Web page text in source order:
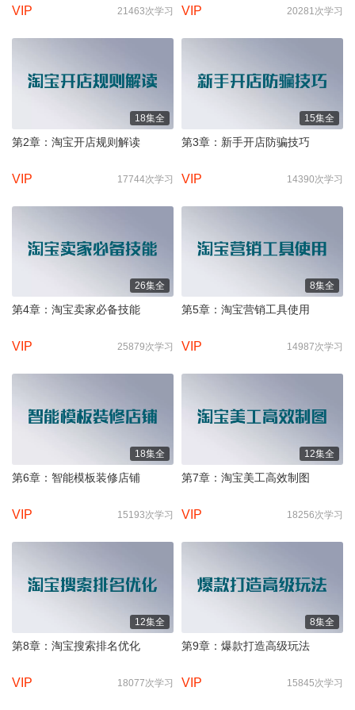
VIP 21463次学习 VIP 20281次学习
18集全
第2章：淘宝开店规则解读
VIP 17744次学习
15集全
第3章：新手开店防骗技巧
VIP 14390次学习
26集全
第4章：淘宝卖家必备技能
VIP 25879次学习
8集全
第5章：淘宝营销工具使用
VIP 14987次学习
18集全
第6章：智能模板装修店铺
VIP 15193次学习
12集全
第7章：淘宝美工高效制图
VIP 18256次学习
12集全
第8章：淘宝搜索排名优化
VIP 18077次学习
8集全
第9章：爆款打造高级玩法
VIP 15845次学习